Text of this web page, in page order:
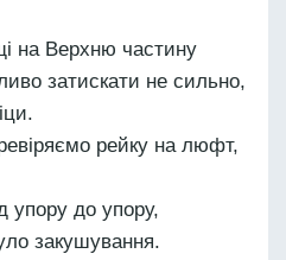
на Верхню частину
затискати не сильно,
рейку на люфт,
упору до упору,
закушування.